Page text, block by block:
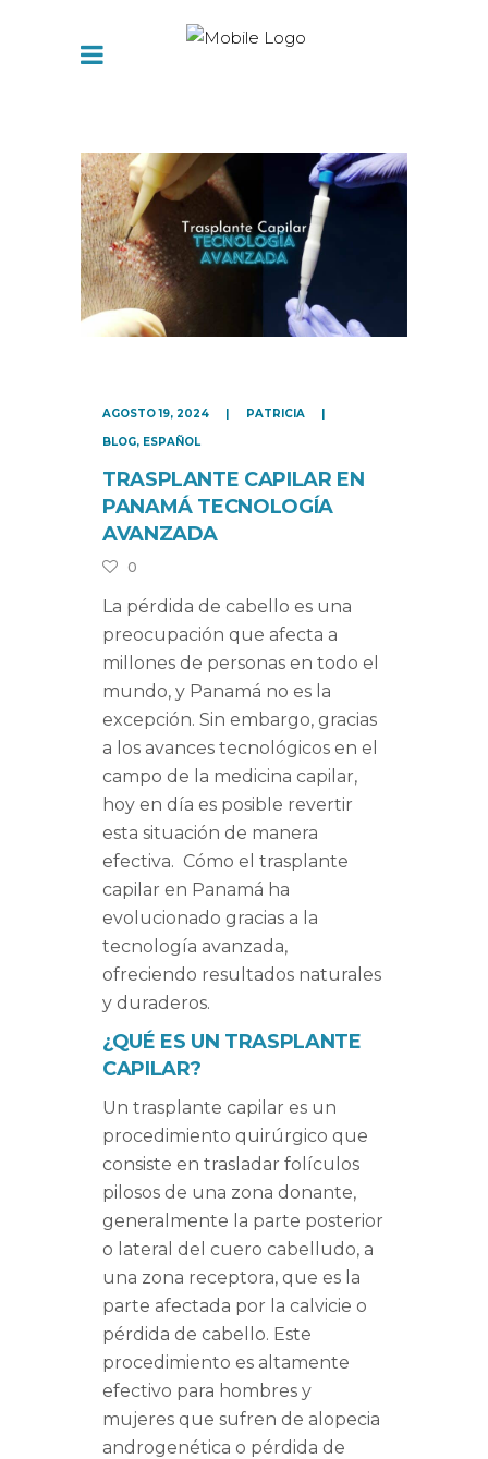
AGOSTO 19, 2024
PATRICIA
BLOG, ESPAÑOL
TRASPLANTE CAPILAR EN
PANAMÁ TECNOLOGÍA
AVANZADA
0
La pérdida de cabello es una
preocupación que afecta a
millones de personas en todo el
mundo, y Panamá no es la
excepción. Sin embargo, gracias
a los avances tecnológicos en el
campo de la medicina capilar,
hoy en día es posible revertir
esta situación de manera
efectiva. Cómo el trasplante
capilar en Panamá ha
evolucionado gracias a la
tecnología avanzada,
ofreciendo resultados naturales
y duraderos.
¿QUÉ ES UN TRASPLANTE
CAPILAR?
Un trasplante capilar es un
procedimiento quirúrgico que
consiste en trasladar folículos
pilosos de una zona donante,
generalmente la parte posterior
o lateral del cuero cabelludo, a
una zona receptora, que es la
parte afectada por la calvicie o
pérdida de cabello. Este
procedimiento es altamente
efectivo para hombres y
mujeres que sufren de alopecia
androgenética o pérdida de